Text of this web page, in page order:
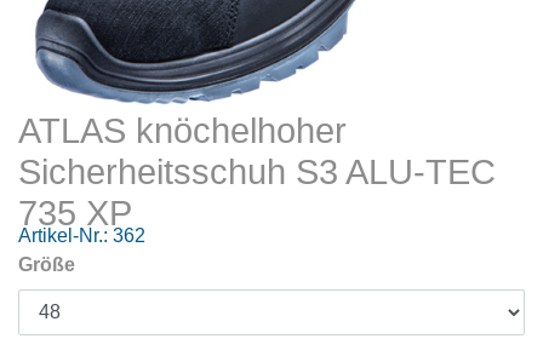
ATLAS knöchelhoher
Sicherheitsschuh S3 ALU-TEC
735 XP
Artikel-Nr.: 362
Größe